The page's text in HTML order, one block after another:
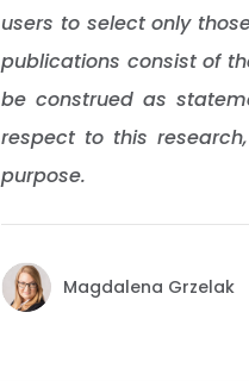
users to select only
publications consist of
be construed as
respect to this
purpose.
Magdalena Grzelak